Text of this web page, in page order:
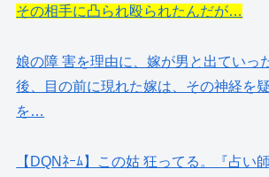
その相手に凸られ殴られたんだが…
娘の障 害を理由に、嫁が男と出ていっ
後、目の前に現れた嫁は、その神経を
を…
【DQNﾈｰﾑ】この姑 狂ってる。『占い